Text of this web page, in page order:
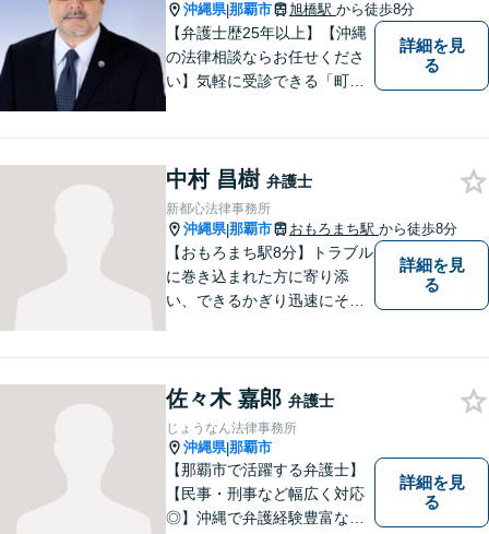
沖縄県|那覇市 旭橋駅 から徒歩8分
【弁護士歴25年以上】【沖縄
の法律相談ならお任せくださ
い】気軽に受診できる「町医
かし、ひとりでも多く悩まれ
ている方を救います。ぜひご
相談ください。
詳細を見
る
中村 昌樹 弁護士
新都心法律事務所
沖縄県|那覇市 おもろまち駅 から徒歩8分
【おもろまち駅8分】トラブル
に巻き込まれた方に寄り添
い、できるかぎり迅速にそし
婚、借金、相続、交通事故
等、生活上のトラブルがござ
いましたら、お気軽にご相談
下さい。
詳細を見
る
佐々木 嘉郎 弁護士
じょうなん法律事務所
沖縄県|那覇市
【那覇市で活躍する弁護士】
【民事・刑事など幅広く対応
◎】沖縄で弁護経験豊富な弁
詳細を見
る